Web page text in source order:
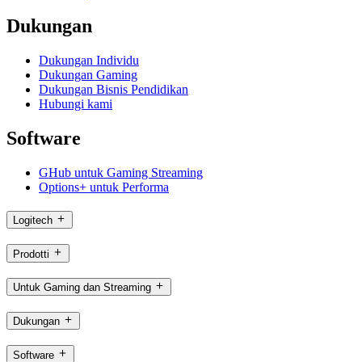
Dukungan
Dukungan Individu
Dukungan Gaming
Dukungan Bisnis Pendidikan
Hubungi kami
Software
GHub untuk Gaming Streaming
Options+ untuk Performa
Logitech
Prodotti
Untuk Gaming dan Streaming
Dukungan
Software